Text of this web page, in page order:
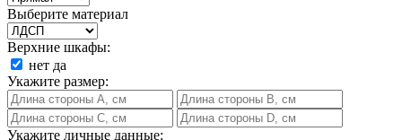
Выберите материал
Верхние шкафы:
нет да
Укажите размер:
Укажите личные данные: